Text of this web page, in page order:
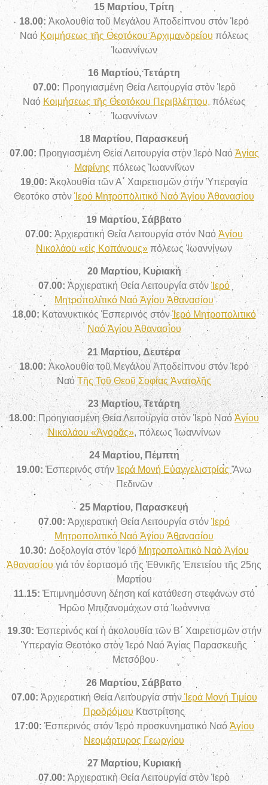
15 Μαρτίου, Τρίτη
18.00: Ἀκολουθία τοῦ Μεγάλου Ἀποδείπνου στόν Ἱερό
Ναό Κοιμήσεως τῆς Θεοτόκου Ἀρχιμανδρείου πόλεως
Ἰωαννίνων
16 Μαρτίου, Τετάρτη
07.00: Προηγιασμένη Θεία Λειτουργία στὸν Ἱερὸ
Ναό Κοιμήσεως τῆς Θεοτόκου Περιβλέπτου, πόλεως
Ἰωαννίνων
18 Μαρτίου, Παρασκευή
07.00: Προηγιασμένη Θεία Λειτουργία στὸν Ἱερὸ Ναό Ἁγίας
Μαρίνης πόλεως Ἰωαννίνων
19.00:Ἀκολουθία τῶν Α΄ Χαιρετισμῶν στήν Ὑπεραγία
Θεοτόκο στὸν Ἱερό Μητροπολιτικό Ναό Ἁγίου Ἀθανασίου
19 Μαρτίου, Σάββατο
07.00:Ἀρχιερατική Θεία Λειτουργία στόν Ναό Ἁγίου
Νικολάου «εἰς Κοπάνους» πόλεως Ἰωαννίνων
20 Μαρτίου, Κυριακή
07.00: Ἀρχιερατική Θεία Λειτουργία στόν Ἱερό
Μητροπολιτικό Ναό Ἁγίου Ἀθανασίου
18.00: Κατανυκτικός Ἑσπερινός στόνἹερό Μητροπολιτικό
Ναό Ἁγίου Ἀθανασίου
21 Μαρτίου, Δευτέρα
18.00: Ἀκολουθία τοῦ Μεγάλου Ἀποδείπνου στόν Ἱερό
ΝαόΤῆς Τοῦ Θεοῦ ΣοφίαςἈνατολῆς
23 Μαρτίου, Τετάρτη
18.00: Προηγιασμένη Θεία Λειτουργία στὸν Ἱερὸ Ναό Ἁγίου
Νικολάου «Ἀγορᾶς», πόλεως Ἰωαννίνων
24 Μαρτίου, Πέμπτη
19.00: Ἑσπερινός στήν Ἱερά Μονή ΕὐαγγελιστρίαςἌνω
Πεδινῶν
25 Μαρτίου, Παρασκευή
07.00: Ἀρχιερατική Θεία Λειτουργία στόν Ἱερό
Μητροπολιτικό Ναό Ἁγίου Ἀθανασίου
10.30: Δοξολογία στόν ἹερόΜητροπολιτικὸ Ναὸ Ἁγίου
Ἀθανασίουγιά τόν ἑορτασμό τῆς Ἐθνικῆς Ἐπετείου τῆς 25ης
Μαρτίου
11.15: Ἐπιμνημόσυνη δέηση καί κατάθεση στεφάνων στό
Ἡρῶο Μπιζανομάχων στά Ἰωάννινα
19.30: Ἑσπερινός καί ἡ ἀκολουθία τῶν Β΄ Χαιρετισμῶν στήν
Ὑπεραγία Θεοτόκο στὸν Ἱερό Ναό Ἁγίας Παρασκευῆς
Μετσόβου
26 Μαρτίου, Σάββατο
07.00: Ἀρχιερατική Θεία Λειτουργία στήνἹερά Μονή Τιμίου
Προδρόμου Καστρίτσης
17:00: Ἑσπερινός στόν Ἱερό προσκυνηματικό Ναό Ἁγίου
Νεομάρτυρος Γεωργίου
27 Μαρτίου, Κυριακή
07.00: Ἀρχιερατικὴ Θεία Λειτουργία στὸν Ἱερὸ